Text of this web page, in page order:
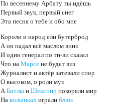
По весеннему Арбату ты идёшь
Первый звук, первый снег
Эта песня о тебе и обо мне
Короли и народ ели бутерброд
А он падал всё маслом вниз
И один генерал по ти-ви сказал
Что на Марсе не будет виз
Журналист и актёр затевали спор
О высоком, о роли муз
АБитлы и Шекспир покоряли мир
На волынках играли блюз